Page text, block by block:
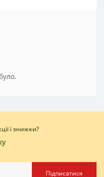
і знижки?
Підписатися